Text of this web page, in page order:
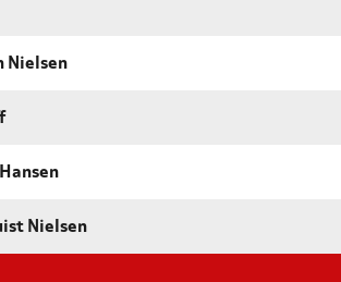
Nielsen
Nielsen